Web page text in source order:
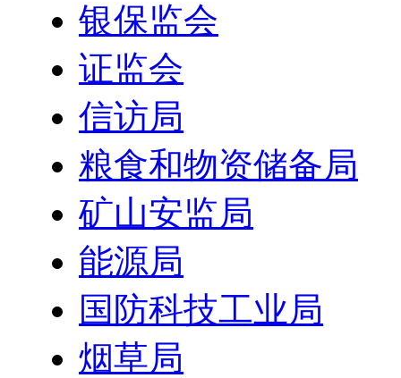
银保监会
证监会
信访局
粮食和物资储备局
矿山安监局
能源局
国防科技工业局
烟草局